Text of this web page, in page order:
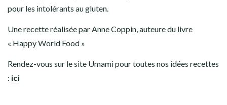
pour les intolérants au gluten.
Une recette réalisée par Anne Coppin, auteure du livre
« Happy World Food »
Rendez-vous sur le site Umami pour toutes nos idées recettes
: ici